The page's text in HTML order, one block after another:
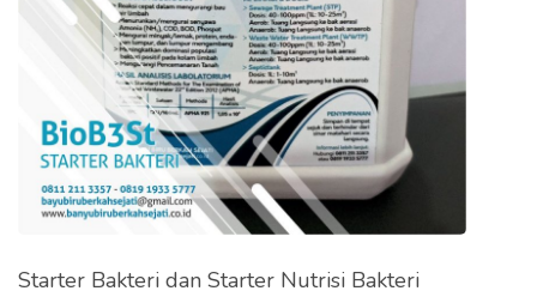
Starter Bakteri dan Starter Nutrisi Bakteri